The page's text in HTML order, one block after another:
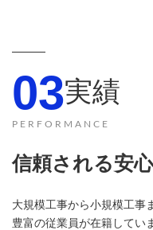
03実績
PERFORMANCE
信頼される安
大規模工事から小規模工事
豊富の従業員が在籍してい